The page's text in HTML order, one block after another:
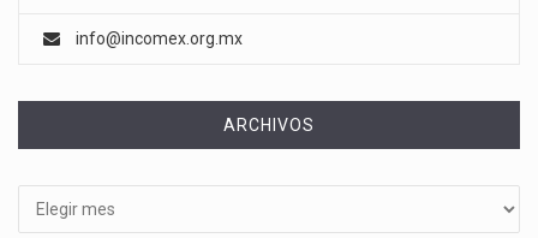
info@incomex.org.mx
ARCHIVOS